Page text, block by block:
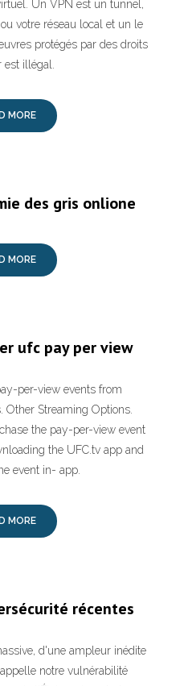
Un VPN est un tunnel,
votre réseau local et un le
protégés par des droits
illégal.
MORE
des gris onlione
MORE
ufc pay per view
per-view events from
Streaming Options.
the pay-per-view event
the UFC.tv app and
event in- app.
MORE
récentes
d'une ampleur inédite
notre vulnérabilité